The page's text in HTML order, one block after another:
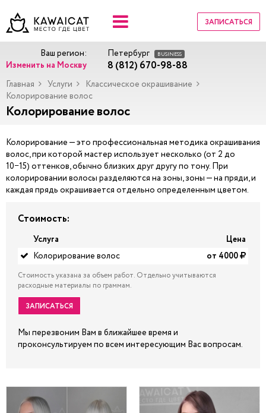
ЗАПИСАТЬСЯ
Ваш регион:
Изменить на Москву
Петербург BUSINESS
8 (812) 670-98-88
Главная Услуги
Классическое окрашивание
Колорирование волос
Колорирование волос
Колорирование — это профессиональная методика окрашивания
волос, при которой мастер использует несколько (от 2 до
10−15) оттенков, обычно близких друг другу по тону. При
колорировании волосы разделяются на зоны, зоны — на пряди, и
каждая прядь окрашивается отдельно определенным цветом.
Стоимость:
Услуга
Цена
Колорирование волос
от 4000
Стоимость указана за объем работ. Отдельно учитываются
расходные материалы по граммам.
ЗАПИСАТЬСЯ
Мы перезвоним Вам в ближайшее время и
проконсультируем по всем интересующим Вас вопросам.